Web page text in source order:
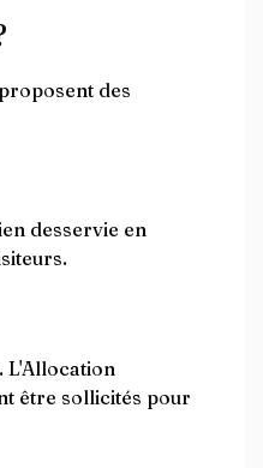
des
desservie en
L'Allocation
être sollicités pour